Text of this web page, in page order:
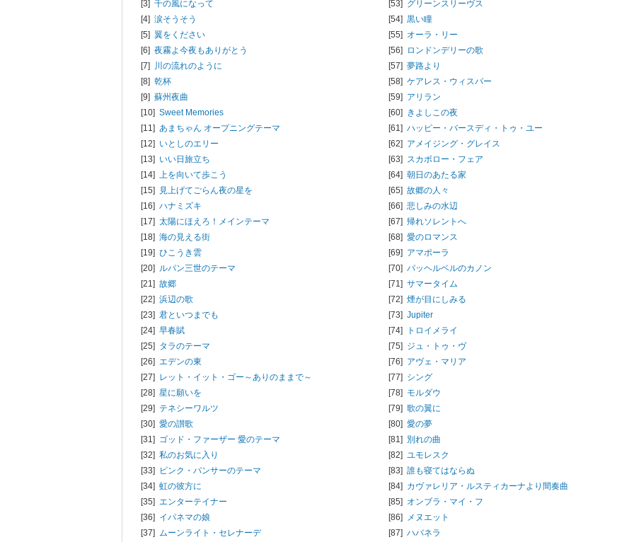
[3] 千の風になって
[4] 涙そうそう
[5] 翼をください
[6] 夜霧よ今夜もありがとう
[7] 川の流れのように
[8] 乾杯
[9] 蘇州夜曲
[10] Sweet Memories
[11] あまちゃん オープニングテーマ
[12] いとしのエリー
[13] いい日旅立ち
[14] 上を向いて歩こう
[15] 見上げてごらん夜の星を
[16] ハナミズキ
[17] 太陽にほえろ！メインテーマ
[18] 海の見える街
[19] ひこうき雲
[20] ルパン三世のテーマ
[21] 故郷
[22] 浜辺の歌
[23] 君といつまでも
[24] 早春賦
[25] タラのテーマ
[26] エデンの東
[27] レット・イット・ゴー～ありのままで～
[28] 星に願いを
[29] テネシーワルツ
[30] 愛の讃歌
[31] ゴッド・ファーザー 愛のテーマ
[32] 私のお気に入り
[33] ピンク・パンサーのテーマ
[34] 虹の彼方に
[35] エンターテイナー
[36] イパネマの娘
[37] ムーンライト・セレナーデ
[53] グリーンスリーヴス
[54] 黒い瞳
[55] オーラ・リー
[56] ロンドンデリーの歌
[57] 夢路より
[58] ケアレス・ウィスパー
[59] アリラン
[60] きよしこの夜
[61] ハッピー・バースディ・トゥ・ユー
[62] アメイジング・グレイス
[63] スカボロー・フェア
[64] 朝日のあたる家
[65] 故郷の人々
[66] 悲しみの水辺
[67] 帰れソレントへ
[68] 愛のロマンス
[69] アマポーラ
[70] パッヘルベルのカノン
[71] サマータイム
[72] 煙が目にしみる
[73] Jupiter
[74]
トロイメライ
[75] ジュ・トゥ・ヴ
[76] アヴェ・マリア
[77] シング
[78] モルダウ
[79] 歌の翼に
[80] 愛の夢
[81] 別れの曲
[82] ユモレスク
[83] 誰も寝てはならぬ
[84] カヴァレリア・ルスティカーナより間奏曲
[85] オンブラ・マイ・フ
[86] メヌエット
[87] ハバネラ